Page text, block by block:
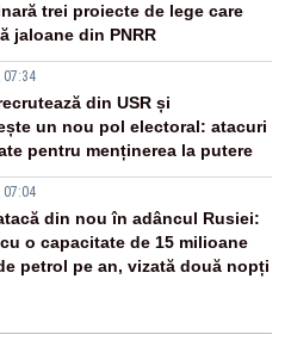
trei proiecte de lege care
jaloane din PNRR
07:34
din USR și
un nou pol electoral: atacuri
pentru menținerea la putere
07:04
din nou în adâncul Rusiei:
o capacitate de 15 milioane
petrol pe an, vizată două nopți